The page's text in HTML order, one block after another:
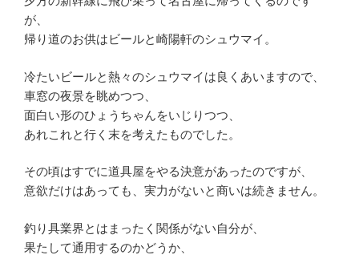
が、
帰り道のお供はビールと崎陽軒のシュウマイ。
冷たいビールと熱々のシュウマイは良くあいますので、
車窓の夜景を眺めつつ、
面白い形のひょうちゃんをいじりつつ、
あれこれと行く末を考えたものでした。
その頃はすでに道具屋をやる決意があったのですが、
意欲だけはあっても、実力がないと商いは続きません。
釣り具業界とはまったく関係がない自分が、
果たして通用するのかどうか、